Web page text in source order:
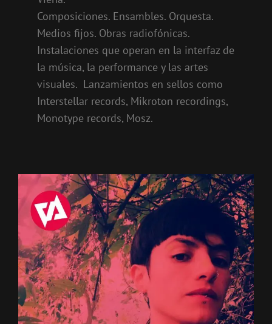
Composiciones. Ensambles. Orquesta.
Medios fijos. Obras radiofónicas.
Instalaciones que operan en la interfaz de
la música, la performance y las artes
visuales. Lanzamientos en sellos como
Interstellar records, Mikroton recordings,
Monotype records, Mosz.